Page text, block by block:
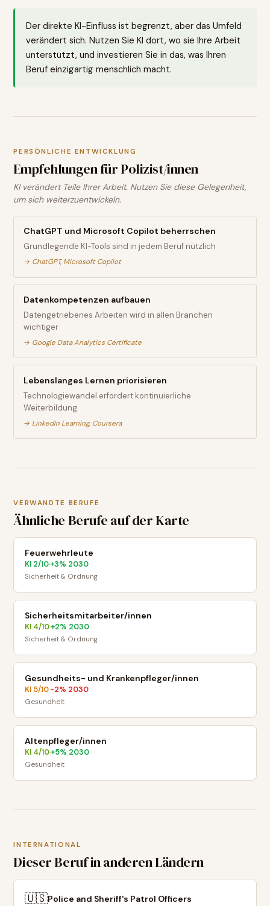
Der direkte KI-Einfluss ist begrenzt, aber das Umfeld
verändert sich. Nutzen Sie KI dort, wo sie Ihre Arbeit
unterstützt, und investieren Sie in das, was Ihren
Beruf einzigartig menschlich macht.
PERSÖNLICHE ENTWICKLUNG
Empfehlungen für Polizist/innen
KI verändert Teile Ihrer Arbeit. Nutzen Sie diese Gelegenheit,
um sich weiterzuentwickeln.
ChatGPT und Microsoft Copilot beherrschen
Grundlegende KI-Tools sind in jedem Beruf nützlich
→ ChatGPT, Microsoft Copilot
Datenkompetenzen aufbauen
Datengetriebenes Arbeiten wird in allen Branchen
wichtiger
→ Google Data Analytics Certificate
Lebenslanges Lernen priorisieren
Technologiewandel erfordert kontinuierliche
Weiterbildung
→ LinkedIn Learning, Coursera
VERWANDTE BERUFE
Ähnliche Berufe auf der Karte
Feuerwehrleute
KI 2/10·+3% 2030
Sicherheit & Ordnung
Sicherheitsmitarbeiter/innen
KI 4/10·+2% 2030
Sicherheit & Ordnung
Gesundheits- und Krankenpfleger/innen
KI 5/10·-2% 2030
Gesundheit
Altenpfleger/innen
KI 4/10·+5% 2030
Gesundheit
INTERNATIONAL
Dieser Beruf in anderen Ländern
🇺🇸Police and Sheriff's Patrol Officers